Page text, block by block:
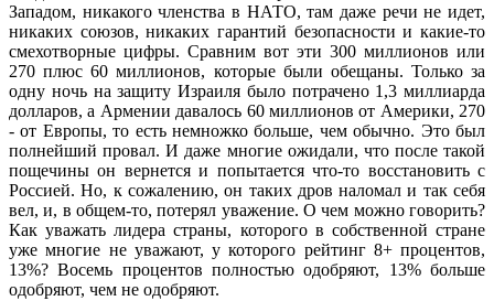
Западом, никакого членства в НАТО, там даже речи не идет,
никаких союзов, никаких гарантий безопасности и какие-то
смехотворные цифры. Сравним вот эти 300 миллионов или
270 плюс 60 миллионов, которые были обещаны. Только за
одну ночь на защиту Израиля было потрачено 1,3 миллиарда
долларов, а Армении давалось 60 миллионов от Америки, 270
- от Европы, то есть немножко больше, чем обычно. Это был
полнейший провал. И даже многие ожидали, что после такой
пощечины он вернется и попытается что-то восстановить с
Россией. Но, к сожалению, он таких дров наломал и так себя
вел, и, в общем-то, потерял уважение. О чем можно говорить?
Как уважать лидера страны, которого в собственной стране
уже многие не уважают, у которого рейтинг 8+ процентов,
13%? Восемь процентов полностью одобряют, 13% больше
одобряют, чем не одобряют.